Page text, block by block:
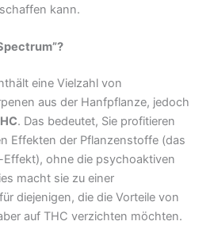
kann.
eine Vielzahl von
aus der Hanfpflanze, jedoch
. Das bedeutet, Sie profitieren
Effekten der Pflanzenstoffe (das
ohne die psychoaktiven
macht sie zu einer
diejenigen, die die Vorteile von
auf THC verzichten möchten.